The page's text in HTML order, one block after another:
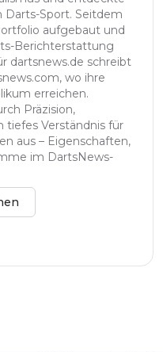
Darts-Sport. Seitdem
aufgebaut und
Berichterstattung
dartsnews.de schreibt
wo ihre
erreichen.
Präzision,
tiefes Verständnis für
aus – Eigenschaften,
im DartsNews-